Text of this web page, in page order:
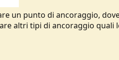
un punto di ancoraggio,
altri tipi di ancoraggio quali